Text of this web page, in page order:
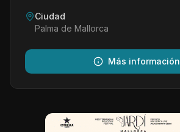
Ciudad
Palma de Mallorca
Más información